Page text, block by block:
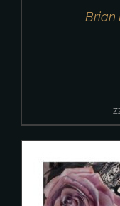
Brian